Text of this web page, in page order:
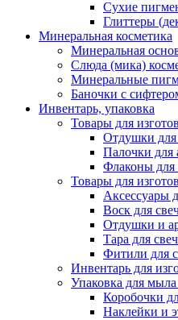
Сухие
Глиттеры
Минеральная косметика
Минеральная
Слюда (мика)
Минеральные
Баночки с
Инвентарь, упаковка
Товары для
Отдушки для
Палочки для
Флаконы для
Товары для
Аксессуары
Воск для
Отдушки и
Тара для
Фитили для
Инвентарь для
Упаковка для
Коробочки
Наклейки и